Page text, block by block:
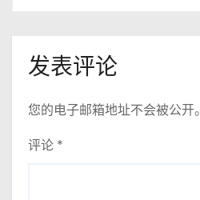
发表评论
您的电子邮箱地址不会被公开。
评论 *